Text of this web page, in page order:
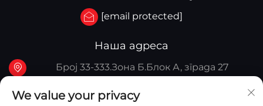
[email protected]
Наша адреса
Број 33-333.Зона Б.Блок А, зграда 27
Кина
We value your privacy